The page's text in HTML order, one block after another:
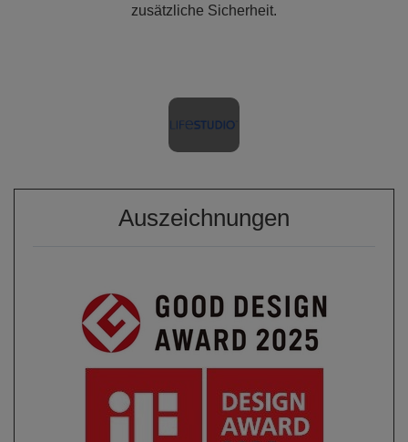
zusätzliche Sicherheit.
Auszeichnungen